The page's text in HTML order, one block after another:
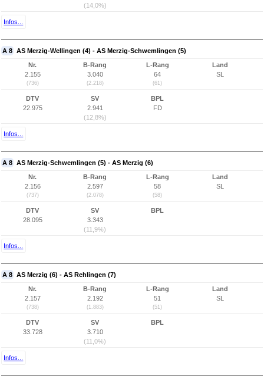
(14,0%)
Infos...
A 8 AS Merzig-Wellingen (4) - AS Merzig-Schwemlingen (5)
Nr.
2.155
(736)
B-Rang
3.040
(2.218)
L-Rang
64
(61)
Land
SL
DTV
22.975
SV
2.941
(12,8%)
BPL
FD
Infos...
A 8 AS Merzig-Schwemlingen (5) - AS Merzig (6)
Nr.
2.156
(737)
B-Rang
2.597
(2.078)
L-Rang
58
(58)
Land
SL
DTV
28.095
SV
3.343
(11,9%)
BPL
Infos...
A 8 AS Merzig (6) - AS Rehlingen (7)
Nr.
2.157
(738)
B-Rang
2.192
(1.883)
L-Rang
51
(51)
Land
SL
DTV
33.728
SV
3.710
(11,0%)
BPL
Infos...